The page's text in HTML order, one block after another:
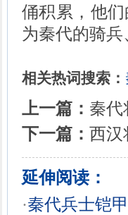
俑积累，他
为秦代的骑兵
相关热词搜索：
上一篇： 秦代
下一篇： 西汉
延伸阅读：
·秦代兵士铠甲